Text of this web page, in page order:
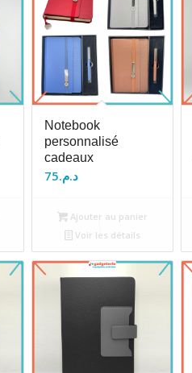
Notebook
personnalisé
cadeaux
د.م.75
Ajouter au panier
Voir les détails